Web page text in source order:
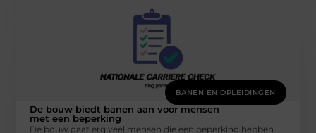
BANEN EN OPLEIDINGEN
De bouw biedt banen aan voor mensen
met een beperking
De bouw gaat erg veel mensen die een beperking hebben